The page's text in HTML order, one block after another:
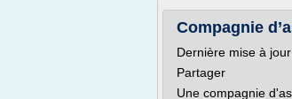
Compagnie
Dernière mise à
Partager
Une compagnie